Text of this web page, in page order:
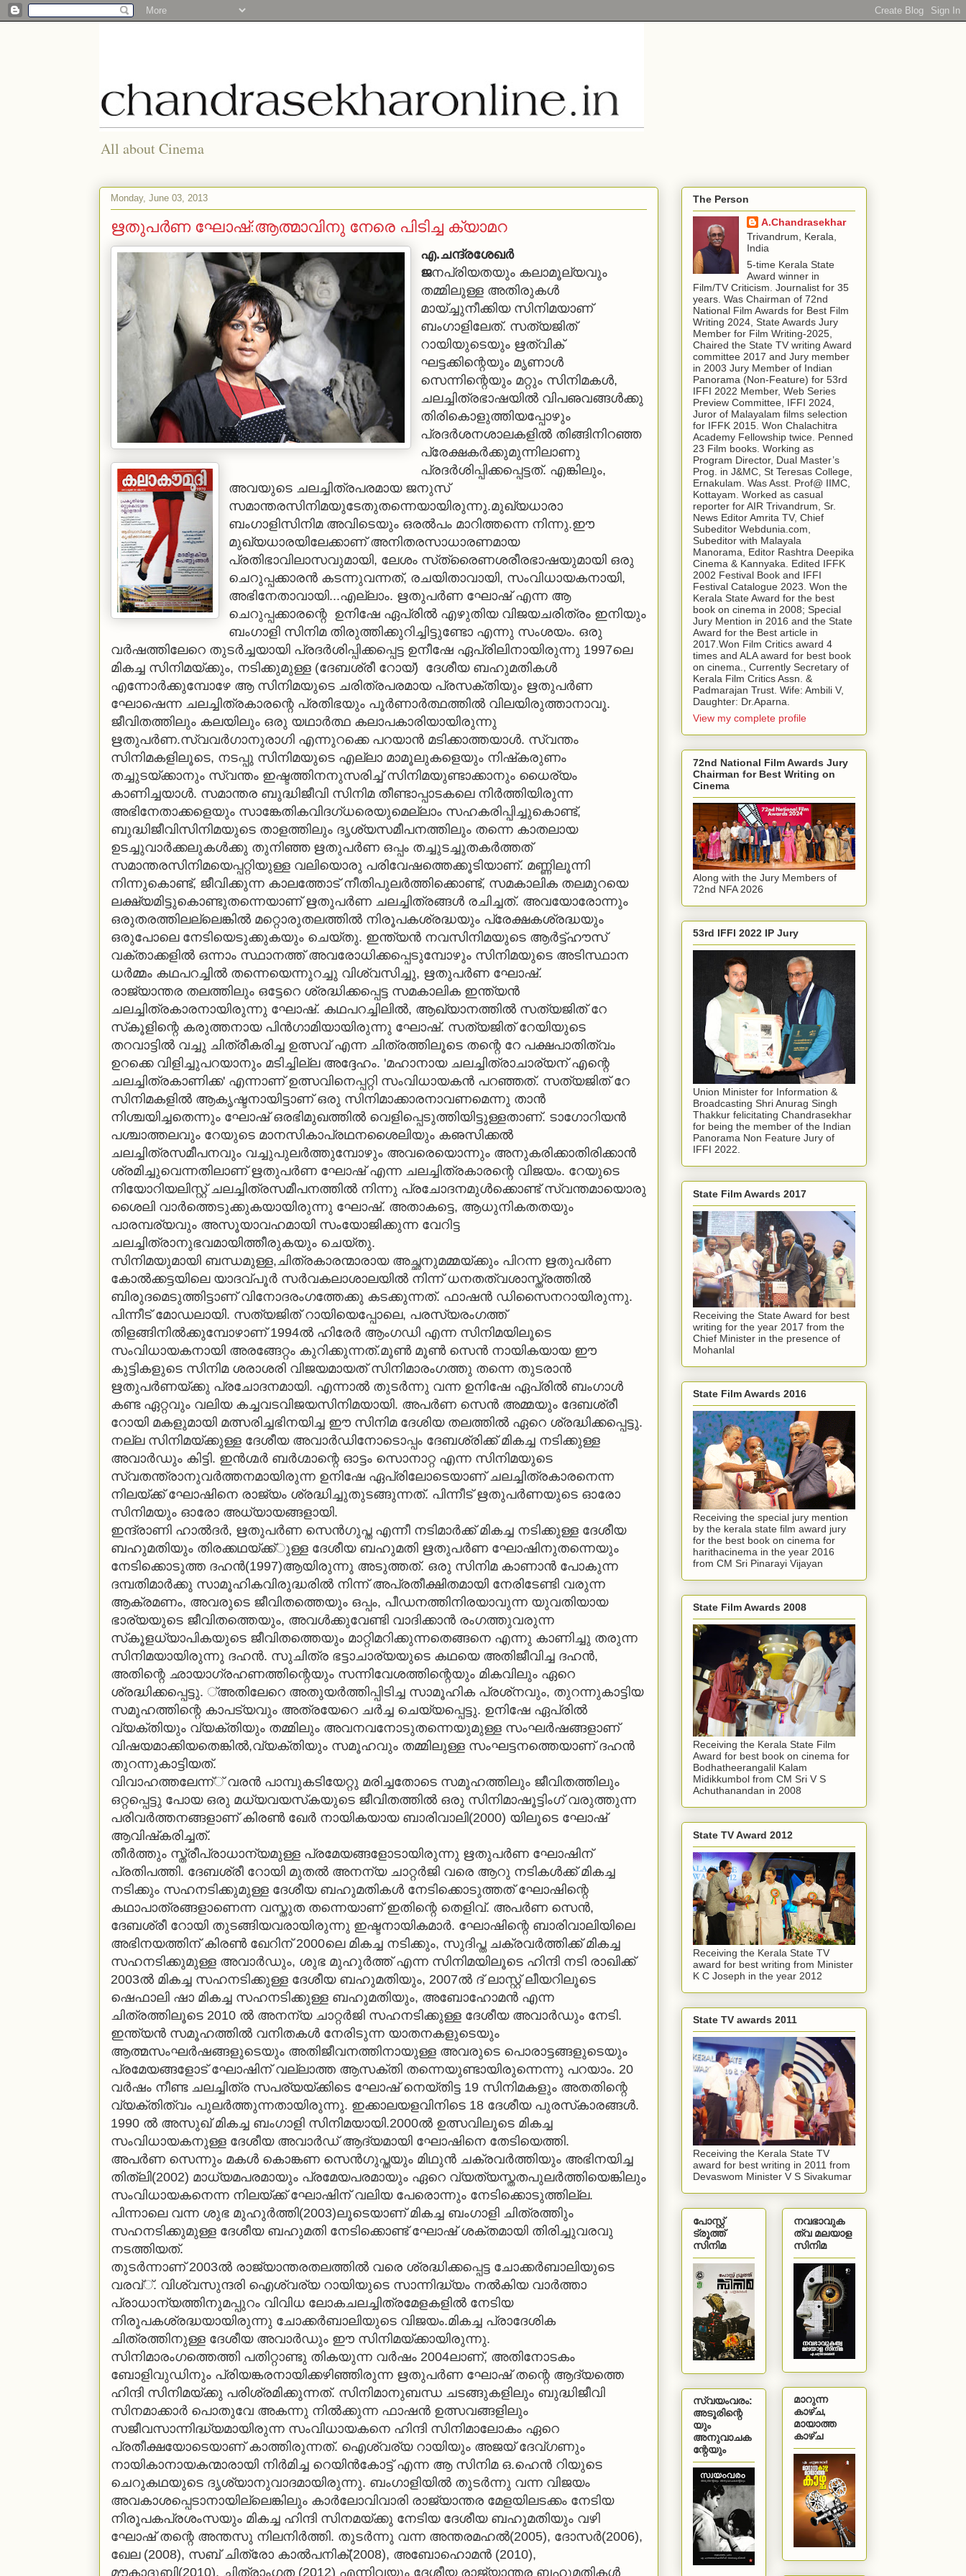
All about Cinema
Monday, June 03, 2013
ഋതുപര്‍ണ ഘോഷ്:ആത്മാവിനു നേരെ പിടിച്ച ക്യാമറ
എ.ചന്ദ്രശേഖര്‍
ജനപ്രിയതയും കലാമൂല്യവും
തമ്മിലുള്ള അതിരുകള്‍
മായ്ച്ചുനീക്കിയ സിനിമയാണ്
ബംഗാളിലേത്. സത്യജിത്
റായിയുടെയും ഋത്വിക്
ഘട്ടക്കിന്റെയും മൃണാള്‍
സെന്നിന്റെയും മറ്റും സിനിമകള്‍,
ചലച്ചിത്രഭാഷയില്‍ വിപഌവങ്ങള്‍ക്കു
തിരികൊളുത്തിയപ്പോഴും
പ്രദര്‍ശനശാലകളില്‍ തിങ്ങിനിറഞ്ഞ
പ്രേക്ഷകര്‍ക്കുമുന്നിലാണു
പ്രദര്‍ശിപ്പിക്കപ്പെട്ടത്. എങ്കിലും,
അവയുടെ ചലച്ചിത്രപരമായ ജനുസ്
സമാന്തരസിനിമയുടേതുതന്നെയായിരുന്നു.മുഖ്യധാരാ
ബംഗാളിസിനിമ അവിടെയും ഒരല്‍പം മാറിത്തന്നെ നിന്നു.ഈ
മുഖ്യധാരയിലേക്കാണ് അനിതരസാധാരണമായ
പ്രതിഭാവിലാസവുമായി, ലേശം സ്‌ത്രൈണശരീരഭാഷയുമായി ഒരു
ചെറുപ്പക്കാരന്‍ കടന്നുവന്നത്, രചയിതാവായി, സംവിധായകനായി,
അഭിനേതാവായി...എല്ലാം. ഋതുപര്‍ണ ഘോഷ് എന്ന ആ
ചെറുപ്പക്കാരന്റെ ഉനിഷേ ഏപ്രില്‍ എഴുതിയ വിജയചരിത്രം ഇനിയും
ബംഗാളി സിനിമ തിരുത്തിക്കുറിച്ചിട്ടുണ്ടോ എന്നു സംശയം. ഒരു
വര്‍ഷത്തിലേറെ തുടര്‍ച്ചയായി പ്രദര്‍ശിപ്പിക്കപ്പെട്ട ഉനീഷേ ഏപ്രിലിനായിരുന്നു 1997ലെ
മികച്ച സിനിമയ്ക്കും, നടിക്കുമുള്ള (ദേബശ്രീ റോയ്) ദേശീയ ബഹുമതികള്‍
എന്നോര്‍ക്കുമ്പോഴേ ആ സിനിമയുടെ ചരിത്രപരമായ പ്രസക്തിയും ഋതുപര്‍ണ
ഘോഷെന്ന ചലച്ചിത്രകാരന്റെ പ്രതിഭയും പൂര്‍ണാര്‍ത്ഥത്തില്‍ വിലയിരുത്താനാവൂ.
ജീവിതത്തിലും കലയിലും ഒരു യഥാര്‍ത്ഥ കലാപകാരിയായിരുന്നു
ഋതുപര്‍ണ.സ്വവര്‍ഗാനുരാഗി എന്നുറക്കെ പറയാന്‍ മടിക്കാത്തയാള്‍. സ്വന്തം
സിനിമകളിലൂടെ, നടപ്പു സിനിമയുടെ എല്ലാ മാമൂലുകളെയും നിഷ്‌കരുണം
തച്ചുടയ്ക്കാനും സ്വന്തം ഇഷ്ടത്തിനനുസരിച്ച് സിനിമയുണ്ടാക്കാനും ധൈര്യം
കാണിച്ചയാള്‍. സമാന്തര ബുദ്ധിജീവി സിനിമ തീണ്ടാപ്പാടകലെ നിര്‍ത്തിയിരുന്ന
അഭിനേതാക്കളെയും സാങ്കേതികവിദഗ്ധരെയുമെല്ലാം സഹകരിപ്പിച്ചുകൊണ്ട്,
ബുദ്ധിജീവിസിനിമയുടെ താളത്തിലും ദൃശ്യസമീപനത്തിലും തന്നെ കാതലായ
ഉടച്ചുവാര്‍ക്കലുകള്‍ക്കു തുനിഞ്ഞ ഋതുപര്‍ണ ഒപ്പം തച്ചുടച്ചുതകര്‍ത്തത്
സമാന്തരസിനിമയെപ്പറ്റിയുള്ള വലിയൊരു പരിവേഷത്തെക്കൂടിയാണ്. മണ്ണിലൂന്നി
നിന്നുകൊണ്ട്, ജീവിക്കുന്ന കാലത്തോട് നീതിപുലര്‍ത്തിക്കൊണ്ട്, സമകാലിക തലമുറയെ
ലക്ഷ്യമിട്ടുകൊണ്ടുതന്നെയാണ് ഋതുപര്‍ണ ചലച്ചിത്രങ്ങള്‍ രചിച്ചത്. അവയോരോന്നും
ഒരുതരത്തിലല്ലെങ്കില്‍ മറ്റൊരുതലത്തില്‍ നിരൂപകശ്രദ്ധയും പ്രേക്ഷകശ്രദ്ധയും
ഒരുപോലെ നേടിയെടുക്കുകയും ചെയ്തു. ഇന്ത്യന്‍ നവസിനിമയുടെ ആര്‍ട്ട്ഹൗസ്
വക്താക്കളില്‍ ഒന്നാം സ്ഥാനത്ത് അവരോധിക്കപ്പെടുമ്പോഴും സിനിമയുടെ അടിസ്ഥാന
ധര്‍മ്മം കഥപറച്ചില്‍ തന്നെയെന്നുറച്ചു വിശ്വസിച്ചു, ഋതുപര്‍ണ ഘോഷ്.
രാജ്യാന്തര തലത്തിലും ഒട്ടേറെ ശ്രദ്ധിക്കപ്പെട്ട സമകാലിക ഇന്ത്യന്‍
ചലച്ചിത്രകാരനായിരുന്നു ഘോഷ്. കഥപറച്ചിലില്‍, ആഖ്യാനത്തില്‍ സത്യജിത് റേ
സ്‌കൂളിന്റെ കരുത്തനായ പിന്‍ഗാമിയായിരുന്നു ഘോഷ്. സത്യജിത് റേയിയുടെ
തറവാട്ടില്‍ വച്ചു ചിത്രീകരിച്ച ഉത്സവ് എന്ന ചിത്രത്തിലൂടെ തന്റെ റേ പക്ഷപാതിത്വം
ഉറക്കെ വിളിച്ചുപറയാനും മടിച്ചില്ല അദ്ദേഹം. 'മഹാനായ ചലച്ചിത്രാചാര്യന് എന്റെ
ചലച്ചിത്രകാണിക്ക' എന്നാണ് ഉത്സവിനെപ്പറ്റി സംവിധായകന്‍ പറഞ്ഞത്. സത്യജിത് റേ
സിനിമകളില്‍ ആകൃഷ്ടനായിട്ടാണ് ഒരു സിനിമാക്കാരനാവണമെന്നു താന്‍
നിശ്ചയിച്ചതെന്നും ഘോഷ് ഒരഭിമുഖത്തില്‍ വെളിപ്പെടുത്തിയിട്ടുള്ളതാണ്. ടാഗോറിയന്‍
പശ്ചാത്തലവും റേയുടെ മാനസികാപ്രഥനശൈലിയും കഌസിക്കല്‍
ചലച്ചിത്രസമീപനവും വച്ചുപുലര്‍ത്തുമ്പോഴും അവരെയൊന്നും അനുകരിക്കാതിരിക്കാന്‍
ശ്രമിച്ചുവെന്നതിലാണ് ഋതുപര്‍ണ ഘോഷ് എന്ന ചലച്ചിത്രകാരന്റെ വിജയം. റേയുടെ
നിയോറിയലിസ്റ്റ് ചലച്ചിത്രസമീപനത്തില്‍ നിന്നു പ്രചോദനമുള്‍ക്കൊണ്ട് സ്വന്തമായൊരു
ശൈലി വാര്‍ത്തെടുക്കുകയായിരുന്നു ഘോഷ്. അതാകട്ടെ, ആധുനികതതയും
പാരമ്പര്യവും അസൂയാവഹമായി സംയോജിക്കുന്ന വേറിട്ട
ചലച്ചിത്രാനുഭവമായിത്തീരുകയും ചെയ്തു.
സിനിമയുമായി ബന്ധമുള്ള,ചിത്രകാരന്മാരായ അച്ഛനുമമ്മയ്ക്കും പിറന്ന ഋതുപര്‍ണ
കോല്‍ക്കട്ടയിലെ യാദവ്പൂര്‍ സര്‍വകലാശാലയില്‍ നിന്ന് ധനതത്വശാസ്ത്രത്തില്‍
ബിരുദമെടുത്തിട്ടാണ് വിനോദരംഗത്തേക്കു കടക്കുന്നത്. ഫാഷന്‍ ഡിസൈനറായിരുന്നു.
പിന്നീട് മോഡലായി. സത്യജിത് റായിയെപ്പോലെ, പരസ്യരംഗത്ത്
തിളങ്ങിനില്‍ക്കുമ്പോഴാണ് 1994ല്‍ ഹിരേര്‍ ആംഗഡി എന്ന സിനിമയിലൂടെ
സംവിധായകനായി അരങ്ങേറ്റം കുറിക്കുന്നത്.മൂണ്‍ മൂണ്‍ സെന്‍ നായികയായ ഈ
കുട്ടികളുടെ സിനിമ ശരാശരി വിജയമായത് സിനിമാരംഗത്തു തന്നെ തുടരാന്‍
ഋതുപര്‍ണയ്ക്കു പ്രചോദനമായി. എന്നാല്‍ തുടര്‍ന്നു വന്ന ഉനിഷേ ഏപ്രില്‍ ബംഗാള്‍
കണ്ട ഏറ്റവും വലിയ കച്ചവടവിജയസിനിമയായി. അപര്‍ണ സെന്‍ അമ്മയും ദേബശ്രീ
റോയി മകളുമായി മത്സരിച്ചഭിനയിച്ച ഈ സിനിമ ദേശിയ തലത്തില്‍ ഏറെ ശ്രദ്ധിക്കപ്പെട്ടു.
നല്ല സിനിമയ്ക്കുള്ള ദേശീയ അവാര്‍ഡിനോടൊപ്പം ദേബശ്രിക്ക് മികച്ച നടിക്കുള്ള
അവാര്‍ഡും കിട്ടി. ഇന്‍ഗ്മര്‍ ബര്‍ഗ്മാന്റെ ഓട്ടം സൊനാറ്റ എന്ന സിനിമയുടെ
സ്വതന്ത്രാനുവര്‍ത്തനമായിരുന്ന ഉനിഷേ ഏപ്രിലോടെയാണ് ചലച്ചിത്രകാരനെന്ന
നിലയ്ക്ക് ഘോഷിനെ രാജ്യം ശ്രദ്ധിച്ചുതുടങ്ങുന്നത്. പിന്നീട് ഋതുപര്‍ണയുടെ ഓരോ
സിനിമയും ഓരോ അധ്യായങ്ങളായി.
ഇന്ദ്രാണി ഹാല്‍ദര്‍, ഋതുപര്‍ണ സെന്‍ഗുപ്ത എന്നീ നടിമാര്‍ക്ക് മികച്ച നടിക്കുള്ള ദേശീയ
ബഹുമതിയും തിരക്കഥയ്ക്ക്ുള്ള ദേശീയ ബഹുമതി ഋതുപര്‍ണ ഘോഷിനുതന്നെയും
നേടിക്കൊടുത്ത ദഹന്‍(1997)ആയിരുന്നു അടുത്തത്. ഒരു സിനിമ കാണാന്‍ പോകുന്ന
ദമ്പതിമാര്‍ക്കു സാമൂഹികവിരുദ്ധരില്‍ നിന്ന് അപ്രതീക്ഷിതമായി നേരിടേണ്ടി വരുന്ന
ആക്രമണം, അവരുടെ ജീവിതത്തെയും ഒപ്പം, പീഡനത്തിനിരയാവുന്ന യുവതിയായ
ഭാര്യയുടെ ജീവിതത്തെയും, അവള്‍ക്കുവേണ്ടി വാദിക്കാന്‍ രംഗത്തുവരുന്ന
സ്‌കൂളധ്യാപികയുടെ ജീവിതത്തെയും മാറ്റിമറിക്കുന്നതെങ്ങനെ എന്നു കാണിച്ചു തരുന്ന
സിനിമയായിരുന്നു ദഹന്‍. സുചിത്ര ഭട്ടാചാര്യയുടെ കഥയെ അതിജീവിച്ച ദഹന്‍,
അതിന്റെ ഛായാഗ്രഹണത്തിന്റെയും സന്നിവേശത്തിന്റെയും മികവിലും ഏറെ
ശ്രദ്ധിക്കപ്പെട്ടു. ്അതിലേറെ അതുയര്‍ത്തിപ്പിടിച്ച സാമൂഹിക പ്രശ്‌നവും, തുറന്നുകാട്ടിയ
സമൂഹത്തിന്റെ കാപട്യവും അത്രയേറെ ചര്‍ച്ച ചെയ്യപ്പെട്ടു. ഉനിഷേ ഏപ്രില്‍
വ്യക്തിയും വ്യക്തിയും തമ്മിലും അവനവനോടുതന്നെയുമുള്ള സംഘര്‍ഷങ്ങളാണ്
വിഷയമാക്കിയതെങ്കില്‍,വ്യക്തിയും സമൂഹവും തമ്മിലുള്ള സംഘട്ടനത്തെയാണ് ദഹന്‍
തുറന്നുകാട്ടിയത്.
വിവാഹത്തലേന്ന്് വരന്‍ പാമ്പുകടിയേറ്റു മരിച്ചതോടെ സമൂഹത്തിലും ജീവിതത്തിലും
ഒറ്റപ്പെട്ടു പോയ ഒരു മധ്യവയസ്‌കയുടെ ജീവിതത്തില്‍ ഒരു സിനിമാഷൂട്ടിംഗ് വരുത്തുന്ന
പരിവര്‍ത്തനങ്ങളാണ് കിരണ്‍ ഖേര്‍ നായികയായ ബാരിവാലി(2000) യിലൂടെ ഘോഷ്
ആവിഷ്‌കരിച്ചത്.
തീര്‍ത്തും സ്ത്രീപ്രാധാന്യമുള്ള പ്രമേയങ്ങളോടായിരുന്നു ഋതുപര്‍ണ ഘോഷിന്
പ്രതിപത്തി. ദേബശ്രീ റോയി മുതല്‍ അനന്യ ചാറ്റര്‍ജി വരെ ആറു നടികള്‍ക്ക് മികച്ച
നടിക്കും സഹനടിക്കുമുള്ള ദേശീയ ബഹുമതികള്‍ നേടിക്കൊടുത്തത് ഘോഷിന്റെ
കഥാപാത്രങ്ങളാണെന്ന വസ്തുത തന്നെയാണ് ഇതിന്റെ തെളിവ്. അപര്‍ണ സെന്‍,
ദേബശ്രീ റോയി തുടങ്ങിയവരായിരുന്നു ഇഷ്ടനായികമാര്‍. ഘോഷിന്റെ ബാരിവാലിയിലെ
അഭിനയത്തിന് കിരണ്‍ ഖേറിന് 2000ലെ മികച്ച നടിക്കും, സുദിപ്ത ചക്രവര്‍ത്തിക്ക് മികച്ച
സഹനടിക്കുമുള്ള അവാര്‍ഡും, ശുഭ മുഹുര്‍ത്ത് എന്ന സിനിമയിലൂടെ ഹിന്ദി നടി രാഖിക്ക്
2003ല്‍ മികച്ച സഹനടിക്കുള്ള ദേശീയ ബഹുമതിയും, 2007ല്‍ ദ് ലാസ്റ്റ് ലീയറിലൂടെ
ഷെഫാലി ഷാ മികച്ച സഹനടിക്കുള്ള ബഹുമതിയും, അബോഹോമന്‍ എന്ന
ചിത്രത്തിലൂടെ 2010 ല്‍ അനന്യ ചാറ്റര്‍ജി സഹനടിക്കുള്ള ദേശീയ അവാര്‍ഡും നേടി.
ഇന്ത്യന്‍ സമൂഹത്തില്‍ വനിതകള്‍ നേരിടുന്ന യാതനകളുടെയും
ആത്മസംഘര്‍ഷങ്ങളുടെയും അതിജീവനത്തിനായുള്ള അവരുടെ പൊരാട്ടങ്ങളുടെയും
പ്രമേയങ്ങളോട് ഘോഷിന് വല്ലാത്ത ആസക്തി തന്നെയുണ്ടായിരുന്നെന്നു പറയാം. 20
വര്‍ഷം നീണ്ട ചലച്ചിത്ര സപര്യയ്ക്കിടെ ഘോഷ് നെയ്തിട്ട 19 സിനിമകളും അതതിന്റെ
വ്യക്തിത്വം പുലര്‍ത്തുന്നതായിരുന്നു. ഇക്കാലയളവിനിടെ 18 ദേശീയ പുരസ്‌കാരങ്ങള്‍.
1990 ല്‍ അസുഖ് മികച്ച ബംഗാളി സിനിമയായി.2000ല്‍ ഉത്സവിലൂടെ മികച്ച
സംവിധായകനുള്ള ദേശീയ അവാര്‍ഡ് ആദ്യമായി ഘോഷിനെ തേടിയെത്തി.
അപര്‍ണ സെന്നും മകള്‍ കൊങ്കണ സെന്‍ഗുപ്തയും മിഥുന്‍ ചക്രവര്‍ത്തിയും അഭിനയിച്ച
തിത്‌ലി(2002) മാധ്യമപരമായും പ്രമേയപരമായും ഏറെ വ്യത്യസ്തതപുലര്‍ത്തിയെങ്കിലും
സംവിധായകനെന്ന നിലയ്ക്ക് ഘോഷിന് വലിയ പേരൊന്നും നേടിക്കൊടുത്തില്ല.
പിന്നാലെ വന്ന ശുഭ മുഹുര്‍ത്തി(2003)ലൂടെയാണ് മികച്ച ബംഗാളി ചിത്രത്തിും
സഹനടിക്കുമുള്ള ദേശീയ ബഹുമതി നേടിക്കൊണ്ട് ഘോഷ് ശക്തമായി തിരിച്ചുവരവു
നടത്തിയത്.
തുടര്‍ന്നാണ് 2003ല്‍ രാജ്യാന്തരതലത്തില്‍ വരെ ശ്രദ്ധിക്കപ്പെട്ട ചോക്കര്‍ബാലിയുടെ
വരവ്്. വിശ്വസുന്ദരി ഐശ്വര്യ റായിയുടെ സാന്നിദ്ധ്യം നല്‍കിയ വാര്‍ത്താ
പ്രാധാന്യത്തിനുമപ്പുറം വിവിധ ലോകചലച്ചിത്രമേളകളില്‍ നേടിയ
നിരൂപകശ്രദ്ധയായിരുന്നു ചോക്കര്‍ബാലിയുടെ വിജയം.മികച്ച പ്രാദേശിക
ചിത്രത്തിനുള്ള ദേശീയ അവാര്‍ഡും ഈ സിനിമയ്ക്കായിരുന്നു.
സിനിമാരംഗത്തെത്തി പതിറ്റാണ്ടു തികയുന്ന വര്‍ഷം 2004ലാണ്, അതിനോടകം
ബോളിവുഡിനും പ്രിയങ്കരനായിക്കഴിഞ്ഞിരുന്ന ഋതുപര്‍ണ ഘോഷ് തന്റെ ആദ്യത്തെ
ഹിന്ദി സിനിമയ്ക്കു പരിശ്രമിക്കുന്നത്. സിനിമാനുബന്ധ ചടങ്ങുകളിലും ബുദ്ധിജീവി
സിനമാക്കാര്‍ പൊതുവേ അകന്നു നില്‍ക്കുന്ന ഫാഷന്‍ ഉത്സവങ്ങളിലും
സജീവസാന്നിദ്ധ്യമായിരുന്ന സംവിധായകനെ ഹിന്ദി സിനിമാലോകം ഏറെ
പ്രതീക്ഷയോടെയാണ് കാത്തിരുന്നത്. ഐശ്വര്യ റായിയും അജയ് ദേവ്ഗണും
നായികാനായകന്മാരായി നിര്‍മിച്ച റെയിന്‍കോട്ട് എന്ന ആ സിനിമ ഒ.ഹെന്‍ റിയുടെ
ചെറുകഥയുടെ ദൃശ്യാനുവാദമായിരുന്നു. ബംഗാളിയില്‍ തുടര്‍ന്നു വന്ന വിജയം
അവകാശപ്പെടാനായില്ലെങ്കിലും കാര്‍ലോവിവാരി രാജ്യാന്തര മേളയിലടക്കം നേടിയ
നിരൂപകപ്രശംസയും മികച്ച ഹിന്ദി സിനമയ്ക്കു നേടിയ ദേശീയ ബഹുമതിയും വഴി
ഘോഷ് തന്റെ അന്തസു നിലനിര്‍ത്തി. തുടര്‍ന്നു വന്ന അന്തരമഹല്‍(2005), ദോസര്‍(2006),
ഖേല (2008), സബ് ചിത്രോ കാല്‍പനിക്(2008), അബോഹൊമന്‍ (2010),
മൗകാദുബി(2010), ചിത്രാംഗത (2012) എന്നിവയും ദേശീയ രാജ്യാന്തര ബഹുമതികള്‍
The Person
A.Chandrasekhar
Trivandrum, Kerala,
India
5-time Kerala State
Award winner in
Film/TV Criticism. Journalist for 35
years. Was Chairman of 72nd
National Film Awards for Best Film
Writing 2024, State Awards Jury
Member for Film Writing-2025,
Chaired the State TV writing Award
committee 2017 and Jury member
in 2003 Jury Member of Indian
Panorama (Non-Feature) for 53rd
IFFI 2022 Member, Web Series
Preview Committee, IFFI 2024,
Juror of Malayalam films selection
for IFFK 2015. Won Chalachitra
Academy Fellowship twice. Penned
23 Film books. Working as
Program Director, Dual Master’s
Prog. in J&MC, St Teresas College,
Ernakulam. Was Asst. Prof@ IIMC,
Kottayam. Worked as casual
reporter for AIR Trivandrum, Sr.
News Editor Amrita TV, Chief
Subeditor Webdunia.com,
Subeditor with Malayala
Manorama, Editor Rashtra Deepika
Cinema & Kannyaka. Edited IFFK
2002 Festival Book and IFFI
Festival Catalogue 2023. Won the
Kerala State Award for the best
book on cinema in 2008; Special
Jury Mention in 2016 and the State
Award for the Best article in
2017.Won Film Critics award 4
times and ALA award for best book
on cinema., Currently Secretary of
Kerala Film Critics Assn. &
Padmarajan Trust. Wife: Ambili V,
Daughter: Dr.Aparna.
View my complete profile
72nd National Film Awards Jury
Chairman for Best Writing on
Cinema
Along with the Jury Members of
72nd NFA 2026
53rd IFFI 2022 IP Jury
Union Minister for Information &
Broadcasting Shri Anurag Singh
Thakkur felicitating Chandrasekhar
for being the member of the Indian
Panorama Non Feature Jury of
IFFI 2022.
State Film Awards 2017
Receiving the State Award for best
writing for the year 2017 from the
Chief Minister in the presence of
Mohanlal
State Film Awards 2016
Receiving the special jury mention
by the kerala state film award jury
for the best book on cinema for
harithacinema in the year 2016
from CM Sri Pinarayi Vijayan
State Film Awards 2008
Receiving the Kerala State Film
Award for best book on cinema for
Bodhatheerangalil Kalam
Midikkumbol from CM Sri V S
Achuthanandan in 2008
State TV Award 2012
Receiving the Kerala State TV
award for best writing from Minister
K C Joseph in the year 2012
State TV awards 2011
Receiving the Kerala State TV
award for best writing in 2011 from
Devaswom Minister V S Sivakumar
പോസ്റ്റ്
ട്രൂത്ത്
സിനിമ
സ്വയംവരം:
അടൂരിന്റെ
യും
അനുവാചക
ന്റേയും
നവഭാവുക
ത്വ മലയാള
സിനിമ
മാറുന്ന
കാഴ്ച,
മായാത്ത
കാഴ്ച